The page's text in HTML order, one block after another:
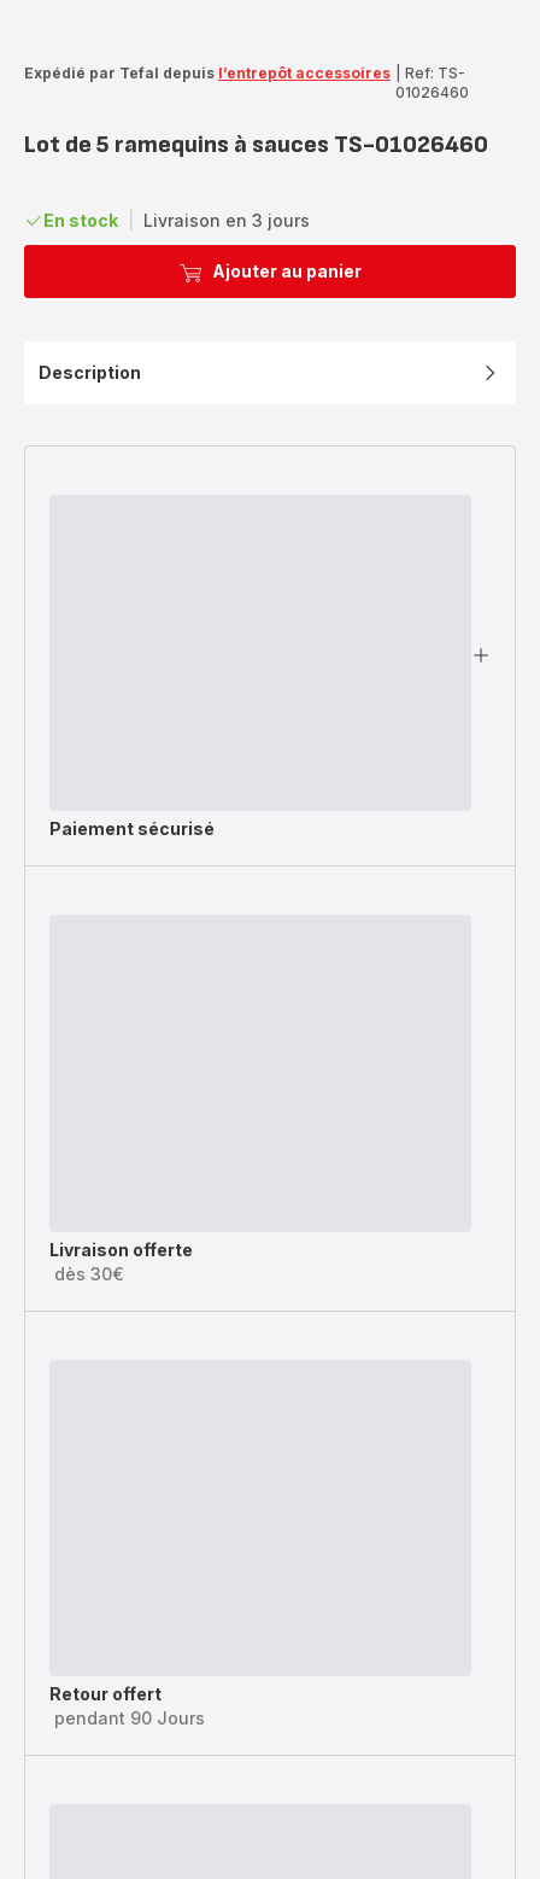
Expédié par Tefal depuis l’entrepôt accessoires
Ref: TS-
01026460
Lot de 5 ramequins à sauces TS-01026460
En stock Livraison en 3 jours
Ajouter au panier
Description
Paiement sécurisé
Livraison offerte
dès 30€
Retour offert
pendant 90 Jours